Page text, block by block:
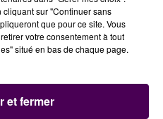
sur "Continuer sans
que pour ce site. Vous
votre consentement à tout
situé en bas de chaque page.
et fermer